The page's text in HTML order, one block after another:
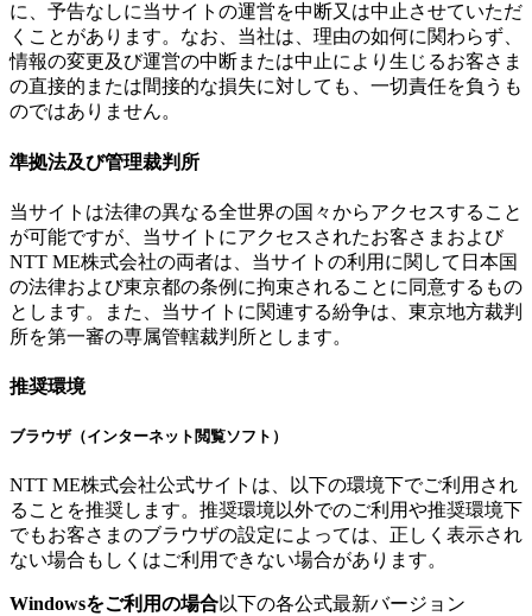
に、予告なしに当サイトの運営を中断又は中止させていただ
くことがあります。なお、当社は、理由の如何に関わらず、
情報の変更及び運営の中断または中止により生じるお客さま
の直接的または間接的な損失に対しても、一切責任を負うも
のではありません。
準拠法及び管理裁判所
当サイトは法律の異なる全世界の国々からアクセスすること
が可能ですが、当サイトにアクセスされたお客さまおよび
NTT ME株式会社の両者は、当サイトの利用に関して日本国
の法律および東京都の条例に拘束されることに同意するもの
とします。また、当サイトに関連する紛争は、東京地方裁判
所を第一審の専属管轄裁判所とします。
推奨環境
ブラウザ（インターネット閲覧ソフト）
NTT ME株式会社公式サイトは、以下の環境下でご利用され
ることを推奨します。推奨環境以外でのご利用や推奨環境下
でもお客さまのブラウザの設定によっては、正しく表示され
ない場合もしくはご利用できない場合があります。
Windowsをご利用の場合以下の各公式最新バージョン